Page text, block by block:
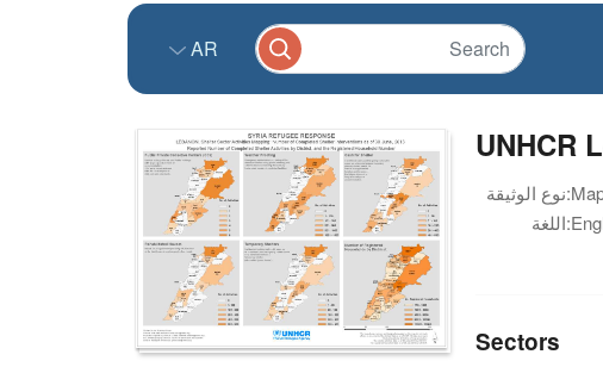
AR
UNHCR
نوع الوثيقة:
اللغة:
Sectors